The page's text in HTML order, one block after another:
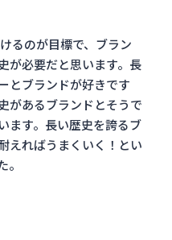
るのが目標で、ブラン
が必要だと思います。長
とブランドが好きです
があるブランドとそうで
ます。長い歴史を誇るブ
えればうまくいく！とい